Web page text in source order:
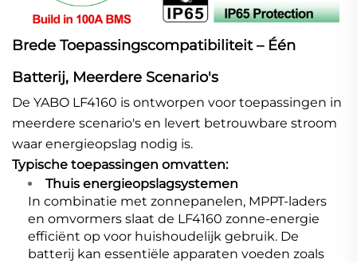
Brede Toepassingscompatibiliteit – Één
Batterij, Meerdere Scenario's
De YABO LF4160 is ontworpen voor toepassingen in
meerdere scenario's en levert betrouwbare stroom
waar energieopslag nodig is.
Typische toepassingen omvatten:
Thuis energieopslagsystemen
In combinatie met zonnepanelen, MPPT-laders
en omvormers slaat de LF4160 zonne-energie
efficiënt op voor huishoudelijk gebruik. De
batterij kan essentiële apparaten voeden zoals